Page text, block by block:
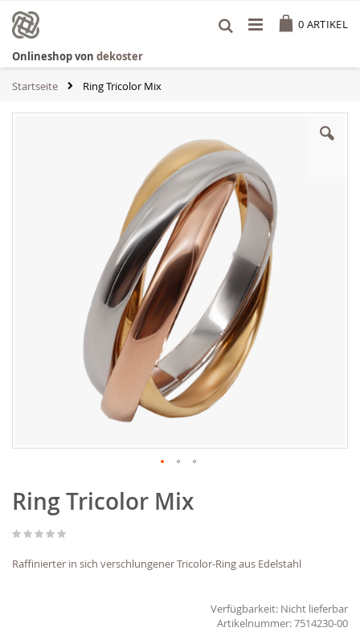
Inhalt
springen
0 ARTIKEL
Onlineshop von dekoster
Startseite Ring Tricolor Mix
Anfang
der
springen
Ring Tricolor Mix
Raffinierter in sich verschlungener Tricolor-Ring aus Edelstahl
Verfügbarkeit: Nicht lieferbar
7514230-00